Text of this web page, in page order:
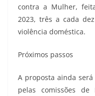
contra a Mulher,
2023, três a cada
violência doméstica.
Próximos passos
A proposta ainda
pelas comissões de